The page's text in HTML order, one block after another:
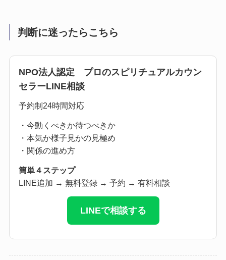
判断に迷ったらこちら
NPO法人認定 プロのスピリチュアルカウン
セラーLINE相談
予約制24時間対応
・今動くべきか待つべきか
・本気か様子見かの見極め
・関係の進め方
簡単４ステップ
LINE追加 → 無料登録 → 予約 → 有料相談
LINEで相談する